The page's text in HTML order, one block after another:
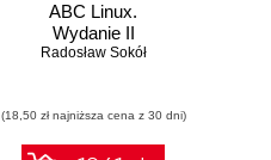
ABC Linux.
Wydanie II
Radosław Sokół
(18,50 zł najniższa cena z 30 dni)